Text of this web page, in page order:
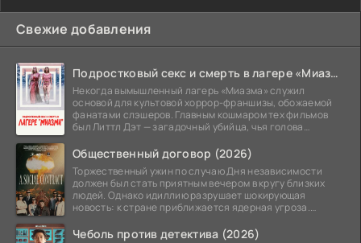
Свежие добавления
Подростковый секс и смерть в лагере «Миазма» (2026)
Некогда вымышленный лагерь «Миазма» служил
основой для культовой хоррор-франшизы, обожаемой
фанатами слэшеров. Главным кошмаром тех фильмов
был Литтл Дэт — загадочный убийца, чья голова
Общественный договор (2026)
Торжественный ужин по случаю Дня независимости
должен был стать приятным вечером в кругу близких
людей. Однако идиллию разрушает шокирующая
новость: к стране приближается ядерная угроза.
Чеболь против детектива (2026)